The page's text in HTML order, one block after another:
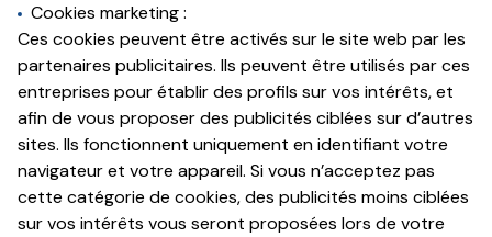
Cookies marketing :
Ces cookies peuvent être activés sur le site web par les
partenaires publicitaires. Ils peuvent être utilisés par ces
entreprises pour établir des profils sur vos intérêts, et
afin de vous proposer des publicités ciblées sur d’autres
sites. Ils fonctionnent uniquement en identifiant votre
navigateur et votre appareil. Si vous n’acceptez pas
cette catégorie de cookies, des publicités moins ciblées
sur vos intérêts vous seront proposées lors de votre